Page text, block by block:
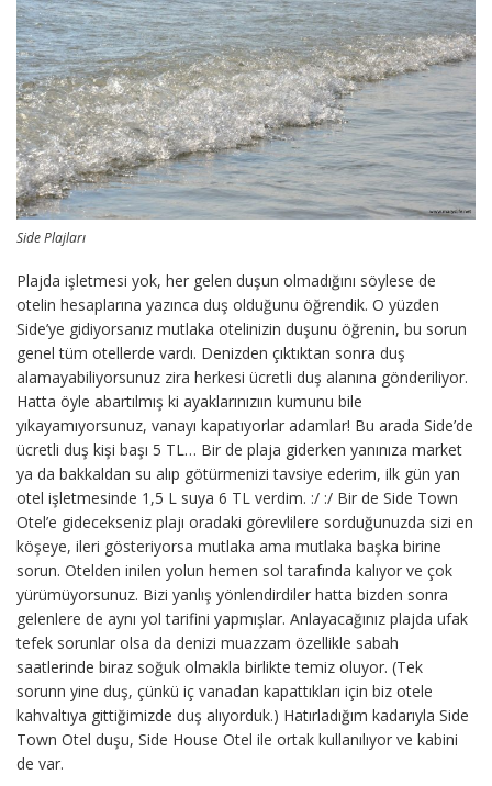
Side Plajları
Plajda işletmesi yok, her gelen duşun olmadığını söylese de
otelin hesaplarına yazınca duş olduğunu öğrendik. O yüzden
Side’ye gidiyorsanız mutlaka otelinizin duşunu öğrenin, bu sorun
genel tüm otellerde vardı. Denizden çıktıktan sonra duş
alamayabiliyorsunuz zira herkesi ücretli duş alanına gönderiliyor.
Hatta öyle abartılmış ki ayaklarınızıın kumunu bile
yıkayamıyorsunuz, vanayı kapatıyorlar adamlar! Bu arada Side’de
ücretli duş kişi başı 5 TL… Bir de plaja giderken yanınıza market
ya da bakkaldan su alıp götürmenizi tavsiye ederim, ilk gün yan
otel işletmesinde 1,5 L suya 6 TL verdim. :/ :/ Bir de Side Town
Otel’e gidecekseniz plajı oradaki görevlilere sorduğunuzda sizi en
köşeye, ileri gösteriyorsa mutlaka ama mutlaka başka birine
sorun. Otelden inilen yolun hemen sol tarafında kalıyor ve çok
yürümüyorsunuz. Bizi yanlış yönlendirdiler hatta bizden sonra
gelenlere de aynı yol tarifini yapmışlar. Anlayacağınız plajda ufak
tefek sorunlar olsa da denizi muazzam özellikle sabah
saatlerinde biraz soğuk olmakla birlikte temiz oluyor. (Tek
sorunn yine duş, çünkü iç vanadan kapattıkları için biz otele
kahvaltıya gittiğimizde duş alıyorduk.) Hatırladığım kadarıyla Side
Town Otel duşu, Side House Otel ile ortak kullanılıyor ve kabini
de var.